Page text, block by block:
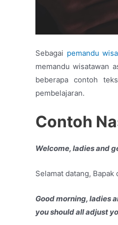
Sebagai pemandu
memandu wisatawan
beberapa contoh
pembelajaran.
Contoh
Welcome, ladies and
Selamat datang,
Good morning, ladies
you should all adjust